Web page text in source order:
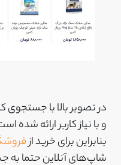
در تصویر بالا با جستجوی
و با نیاز کاربر ارائه شده
بنابراین برای خرید از
شاپ‌های آنلاین حتما به